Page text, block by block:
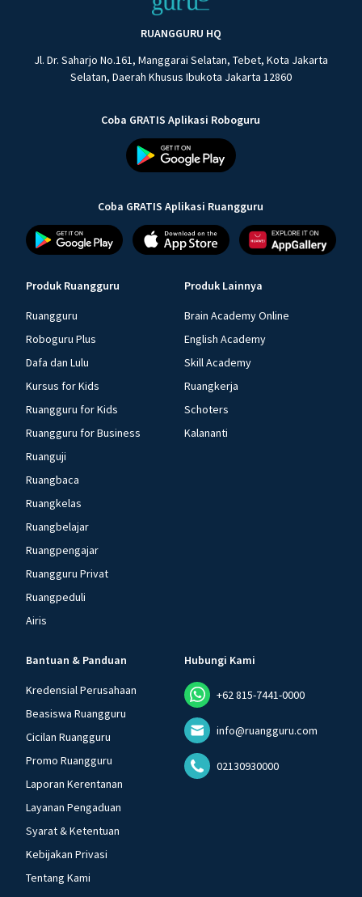
RUANGGURU HQ
Jl. Dr. Saharjo No.161, Manggarai Selatan, Tebet, Kota Jakarta
Selatan, Daerah Khusus Ibukota Jakarta 12860
Coba GRATIS Aplikasi Roboguru
Coba GRATIS Aplikasi Ruangguru
Produk Ruangguru
Ruangguru
Roboguru Plus
Dafa dan Lulu
Kursus for Kids
Ruangguru for Kids
Ruangguru for Business
Ruanguji
Ruangbaca
Ruangkelas
Ruangbelajar
Ruangpengajar
Ruangguru Privat
Ruangpeduli
Airis
Produk Lainnya
Brain Academy Online
English Academy
Skill Academy
Ruangkerja
Schoters
Kalananti
Bantuan & Panduan
Kredensial Perusahaan
Beasiswa Ruangguru
Cicilan Ruangguru
Promo Ruangguru
Laporan Kerentanan
Layanan Pengaduan
Syarat & Ketentuan
Kebijakan Privasi
Tentang Kami
Hubungi Kami
+62 815-7441-0000
info@ruangguru.com
02130930000